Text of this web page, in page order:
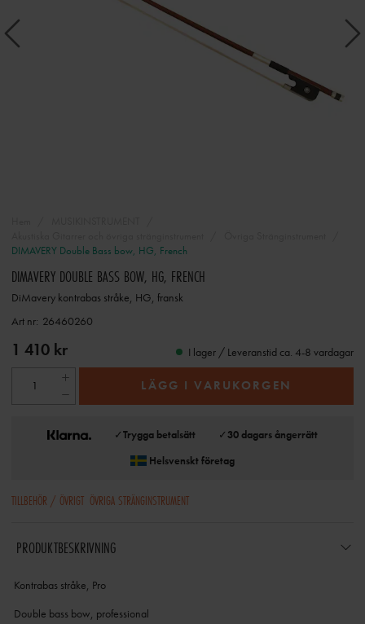
DIMAVERY Double Bass bow, HG, French
DIMAVERY DOUBLE BASS BOW, HG, FRENCH
DiMavery kontrabas stråke, HG, fransk
Art nr: 26460260
1 410 kr I lager / Leveranstid ca. 4-8 vardagar
LÄGG I VARUKORGEN
✓Trygga betalsätt ✓30 dagars ångerrätt
Helsvenskt företag
TILLBEHÖR / ÖVRIGT ÖVRIGA STRÄNGINSTRUMENT
PRODUKTBESKRIVNING
Kontrabas stråke, Pro
Double bass bow, professional